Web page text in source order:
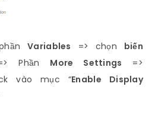
Variables => chọn biến
Phần More Settings =>
vào mục “Enable Display